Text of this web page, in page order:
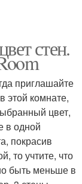
стен.
приглашайте
этой комнате,
цвет,
в одной
покрасив
то учтите, что
быть меньше в